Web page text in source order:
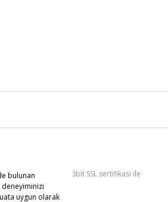
bulunan
deneyiminizi
uygun olarak
kartı bilgileriniz 256bit SSL sertifikası ile
korunmaktadır.